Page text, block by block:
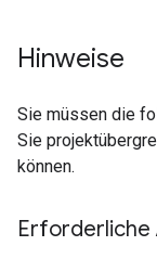
Hinweise
Sie müssen die
Sie
können.
Erforderliche